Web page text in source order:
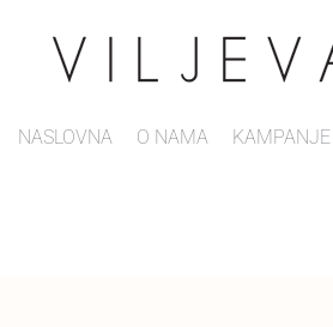
NASLOVNA O NAMA KAMPANJE